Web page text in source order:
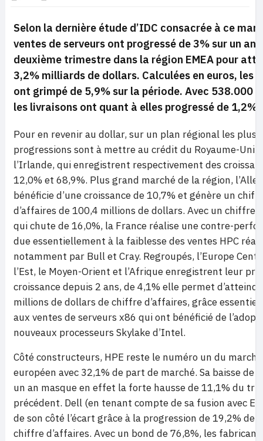
Selon la dernière étude d’IDC consacrée à ce
ventes de serveurs ont progressé de 3% sur un an
deuxième trimestre dans la région EMEA pour
3,2% milliards de dollars. Calculées en euros, les
ont grimpé de 5,9% sur la période. Avec 538.000
les livraisons ont quant à elles progressé de 1,2%.
Pour en revenir au dollar, sur un plan régional les plus
progressions sont à mettre au crédit du Royaume-Uni
l’Irlande, qui enregistrent respectivement des
12,0% et 68,9%. Plus grand marché de la région,
bénéficie d’une croissance de 10,7% et génère un
d’affaires de 100,4 millions de dollars. Avec un chiffre
qui chute de 16,0%, la France réalise une contre-
due essentiellement à la faiblesse des ventes HPC
notamment par Bull et Cray. Regroupés, l’Europe
l’Est, le Moyen-Orient et l’Afrique enregistrent leur
croissance depuis 2 ans, de 4,1% elle permet
millions de dollars de chiffre d’affaires, grâce
aux ventes de serveurs x86 qui ont bénéficié de
nouveaux processeurs Skylake d’Intel.
Côté constructeurs, HPE reste le numéro un du marché
européen avec 32,1% de part de marché. Sa baisse de
un an masque en effet la forte hausse de 11,1% du
précédent. Dell (en tenant compte de sa fusion avec
de son côté l’écart grâce à la progression de 19,2% de
chiffre d’affaires. Avec un bond de 76,8%, les